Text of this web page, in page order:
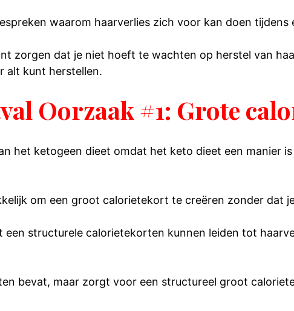
waarom haarverlies zich voor kan doen tijdens
zorgen dat je niet hoeft te wachten op herstel van
alt kunt herstellen.
Oorzaak #1: Grote
het ketogeen dieet omdat het keto dieet een manier
om een groot calorietekort te creëren zonder dat
structurele calorietekorten kunnen leiden tot
bevat, maar zorgt voor een structureel groot